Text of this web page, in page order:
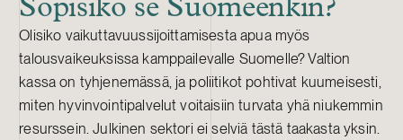
Sopisiko se Suomeenkin?
Olisiko vaikuttavuussijoittamisesta apua myös
talousvaikeuksissa kamppailevalle Suomelle? Valtion
kassa on tyhjenemässä, ja poliitikot pohtivat kuumeisesti,
miten hyvinvointipalvelut voitaisiin turvata yhä niukemmin
resurssein. Julkinen sektori ei selviä tästä taakasta yksin.